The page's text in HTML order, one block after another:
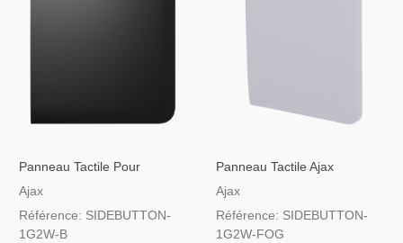
Panneau Tactile Pour
Interrupteur D'éclairage Noir
Ajax
Référence: SIDEBUTTON-
1G2W-B
Panneau Tactile Ajax
Sidebutton Pour Interrupteur
Couleur Brumeuse
Ajax
Référence: SIDEBUTTON-
1G2W-FOG